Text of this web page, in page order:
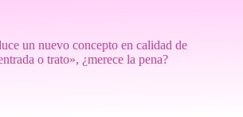
un nuevo concepto en calidad de
o trato», ¿merece la pena?